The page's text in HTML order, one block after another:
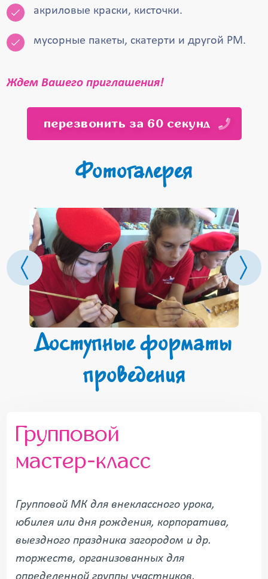
акриловые краски, кисточки.
мусорные пакеты, скатерти и другой РМ.
Ждем Вашего приглашения!
перезвонить за 60 секунд
Фотогалерея
Доступные форматы
проведения
Групповой
мастер-класс
Групповой МК для внеклассного урока,
юбилея или дня рождения, корпоратива,
выездного праздника загородом и др.
торжеств, организованных для
определенной группы участников.